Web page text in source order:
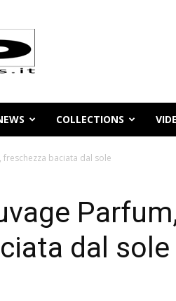
COLLECTIONS
freschezza baciata dal sole
dal sole